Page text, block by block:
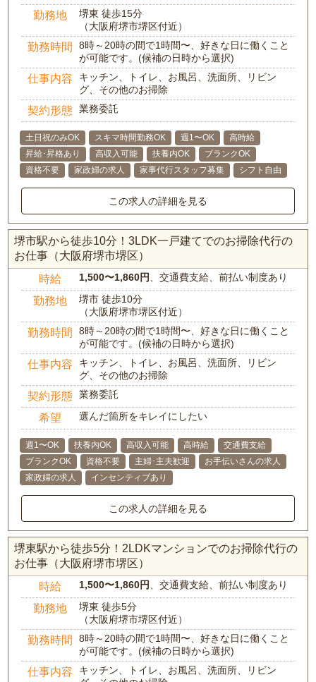
勤務地
堺東 徒歩15分
（大阪府堺市堺区付近）
勤務時間
8時～20時の間で1時間〜、好きな日に働くこと
が可能です。(候補の日時から選択)
仕事内容
キッチン、トイレ、お風呂、洗面所、リビン
グ、その他のお掃除
契約形態 業務委託
土日祝のみOK スキマ時間勤務OK 週1〜OK
高時給
昇給･昇格あり
高収入可能 扶養内OK
ブランクOK
資格不要
家政婦の求人 家事代行スタッフ募集 シフト自由
この求人の詳細を見る
堺市駅から徒歩10分！3LDK一戸建てでのお掃除代行の
お仕事（大阪府堺市堺区）
時給 1,500〜1,860円 、交通費支給、前払い制度あり
勤務地
堺市 徒歩10分
（大阪府堺市堺区付近）
勤務時間
8時～20時の間で1時間〜、好きな日に働くこと
が可能です。(候補の日時から選択)
仕事内容
キッチン、トイレ、お風呂、洗面所、リビン
グ、その他のお掃除
契約形態 業務委託
希望 選んだ箇所をキレイにしたい
週1〜OK 扶養内OK 高収入可能 高時給
交通費支給
ブランクOK
資格不要 主婦･主夫歓迎
お手伝いさんの求人
家政婦の求人
インセンティブあり
この求人の詳細を見る
堺東駅から徒歩5分！2LDKマンションでのお掃除代行の
お仕事（大阪府堺市堺区）
時給 1,500〜1,860円 、交通費支給、前払い制度あり
勤務地
堺東 徒歩5分
（大阪府堺市堺区付近）
勤務時間
8時～20時の間で1時間〜、好きな日に働くこと
が可能です。(候補の日時から選択)
仕事内容
キッチン、トイレ、お風呂、洗面所、リビン